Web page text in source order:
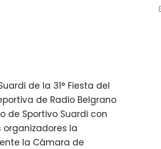
de la 31° Fiesta del
de Radio Belgrano
de Sportivo Suardi con
la
la Cámara de